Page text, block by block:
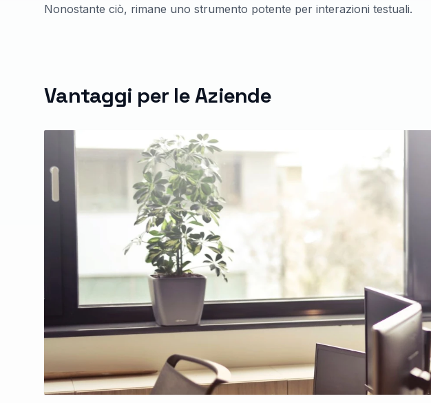
Nonostante ciò, rimane uno strumento potente per interazioni testuali.
Vantaggi per le Aziende